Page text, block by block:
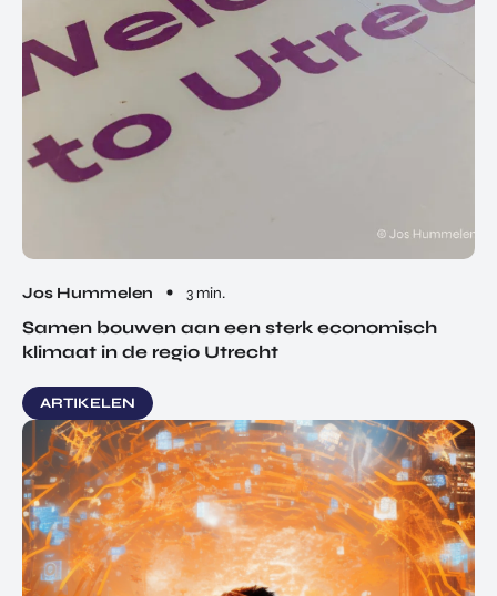
Jos Hummelen 3 min.
Samen bouwen aan een sterk economisch
klimaat in de regio Utrecht
ARTIKELEN